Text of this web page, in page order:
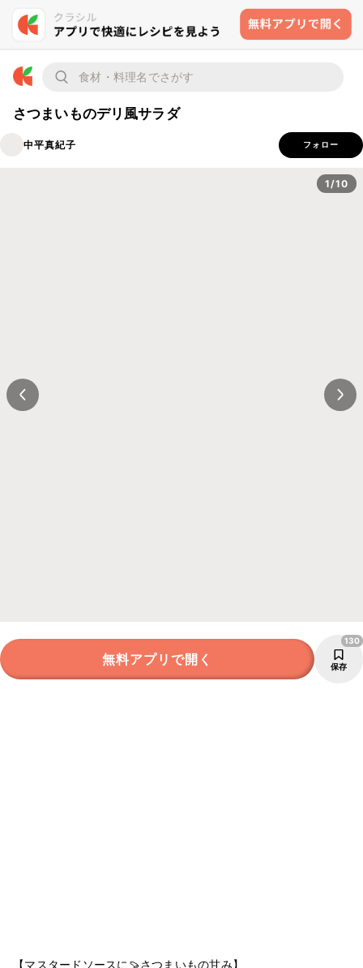
さつまいものデリ風サラダ
中平真紀子 フォロー
1/10
無料アプリで開く 保存
130
【マスタードソースに🍠さつまいもの甘み】